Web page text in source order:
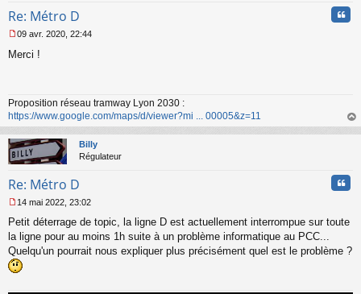
l
u
Re: Métro D
e
g
e
n
o
n
l
09 avr. 2020, 22:44
Merci !
Proposition réseau tramway Lyon 2030 :
https://www.google.com/maps/d/viewer?mi ... 00005&z=11
au
Billy
Régulateur
Re: Métro D
e
s
s
a
g
14 mai 2022, 23:02
Petit déterrage de topic, la ligne D est actuellement interrompue sur toute
la ligne pour au moins 1h suite à un problème informatique au PCC...
Quelqu'un pourrait nous expliquer plus précisément quel est le problème ?